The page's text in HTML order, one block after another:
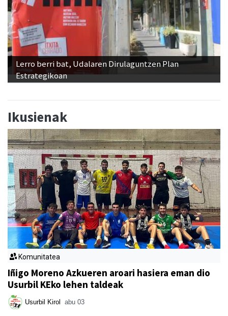
Lerro berri bat, Udalaren Dirulaguntzen Plan
Estrategikoan
Ikusienak
Komunitatea
Iñigo Moreno Azkueren aroari hasiera eman dio
Usurbil KEko lehen taldeak
Usurbil Kirol abu 03